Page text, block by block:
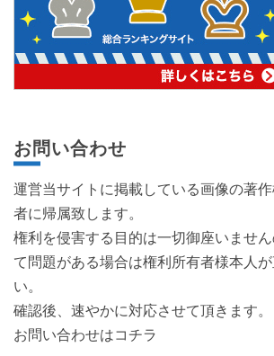
お問い合わせ
運営当サイトに掲載している画像の著
者に帰属致します。
権利を侵害する目的は一切御座いませ
て問題がある場合は権利所有者様本人
い。
確認後、速やかに対応させて頂きます。
お問い合わせはコチラ